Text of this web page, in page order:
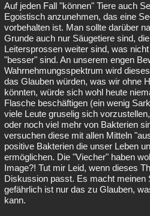
Auf jeden Fall "können" Tiere auch
Egoistisch anzunehmen, das eine
vorbehalten ist. Man sollte darüber
Grunde auch nur Säugetiere sind,
Leitersprossen weiter sind, was
"besser" sind. An unserem engen
Wahrnehmungsspektrum wird
das Glauben würden, was wir ohne
könnten, würde sich wohl heute
Flasche beschäftigen (ein wenig
viele Leute gruselig sich
oder noch viel mehr von Bakterien
versuchen diese mit allen Mitteln
positive Bakterien die unser Leben
ermöglichen. Die "Viecher" haben
Image?! Tut mir Leid, wenn dieses
Diskussion passt. Es macht meinen
gefährlich ist nur das zu Glauben,
kann.